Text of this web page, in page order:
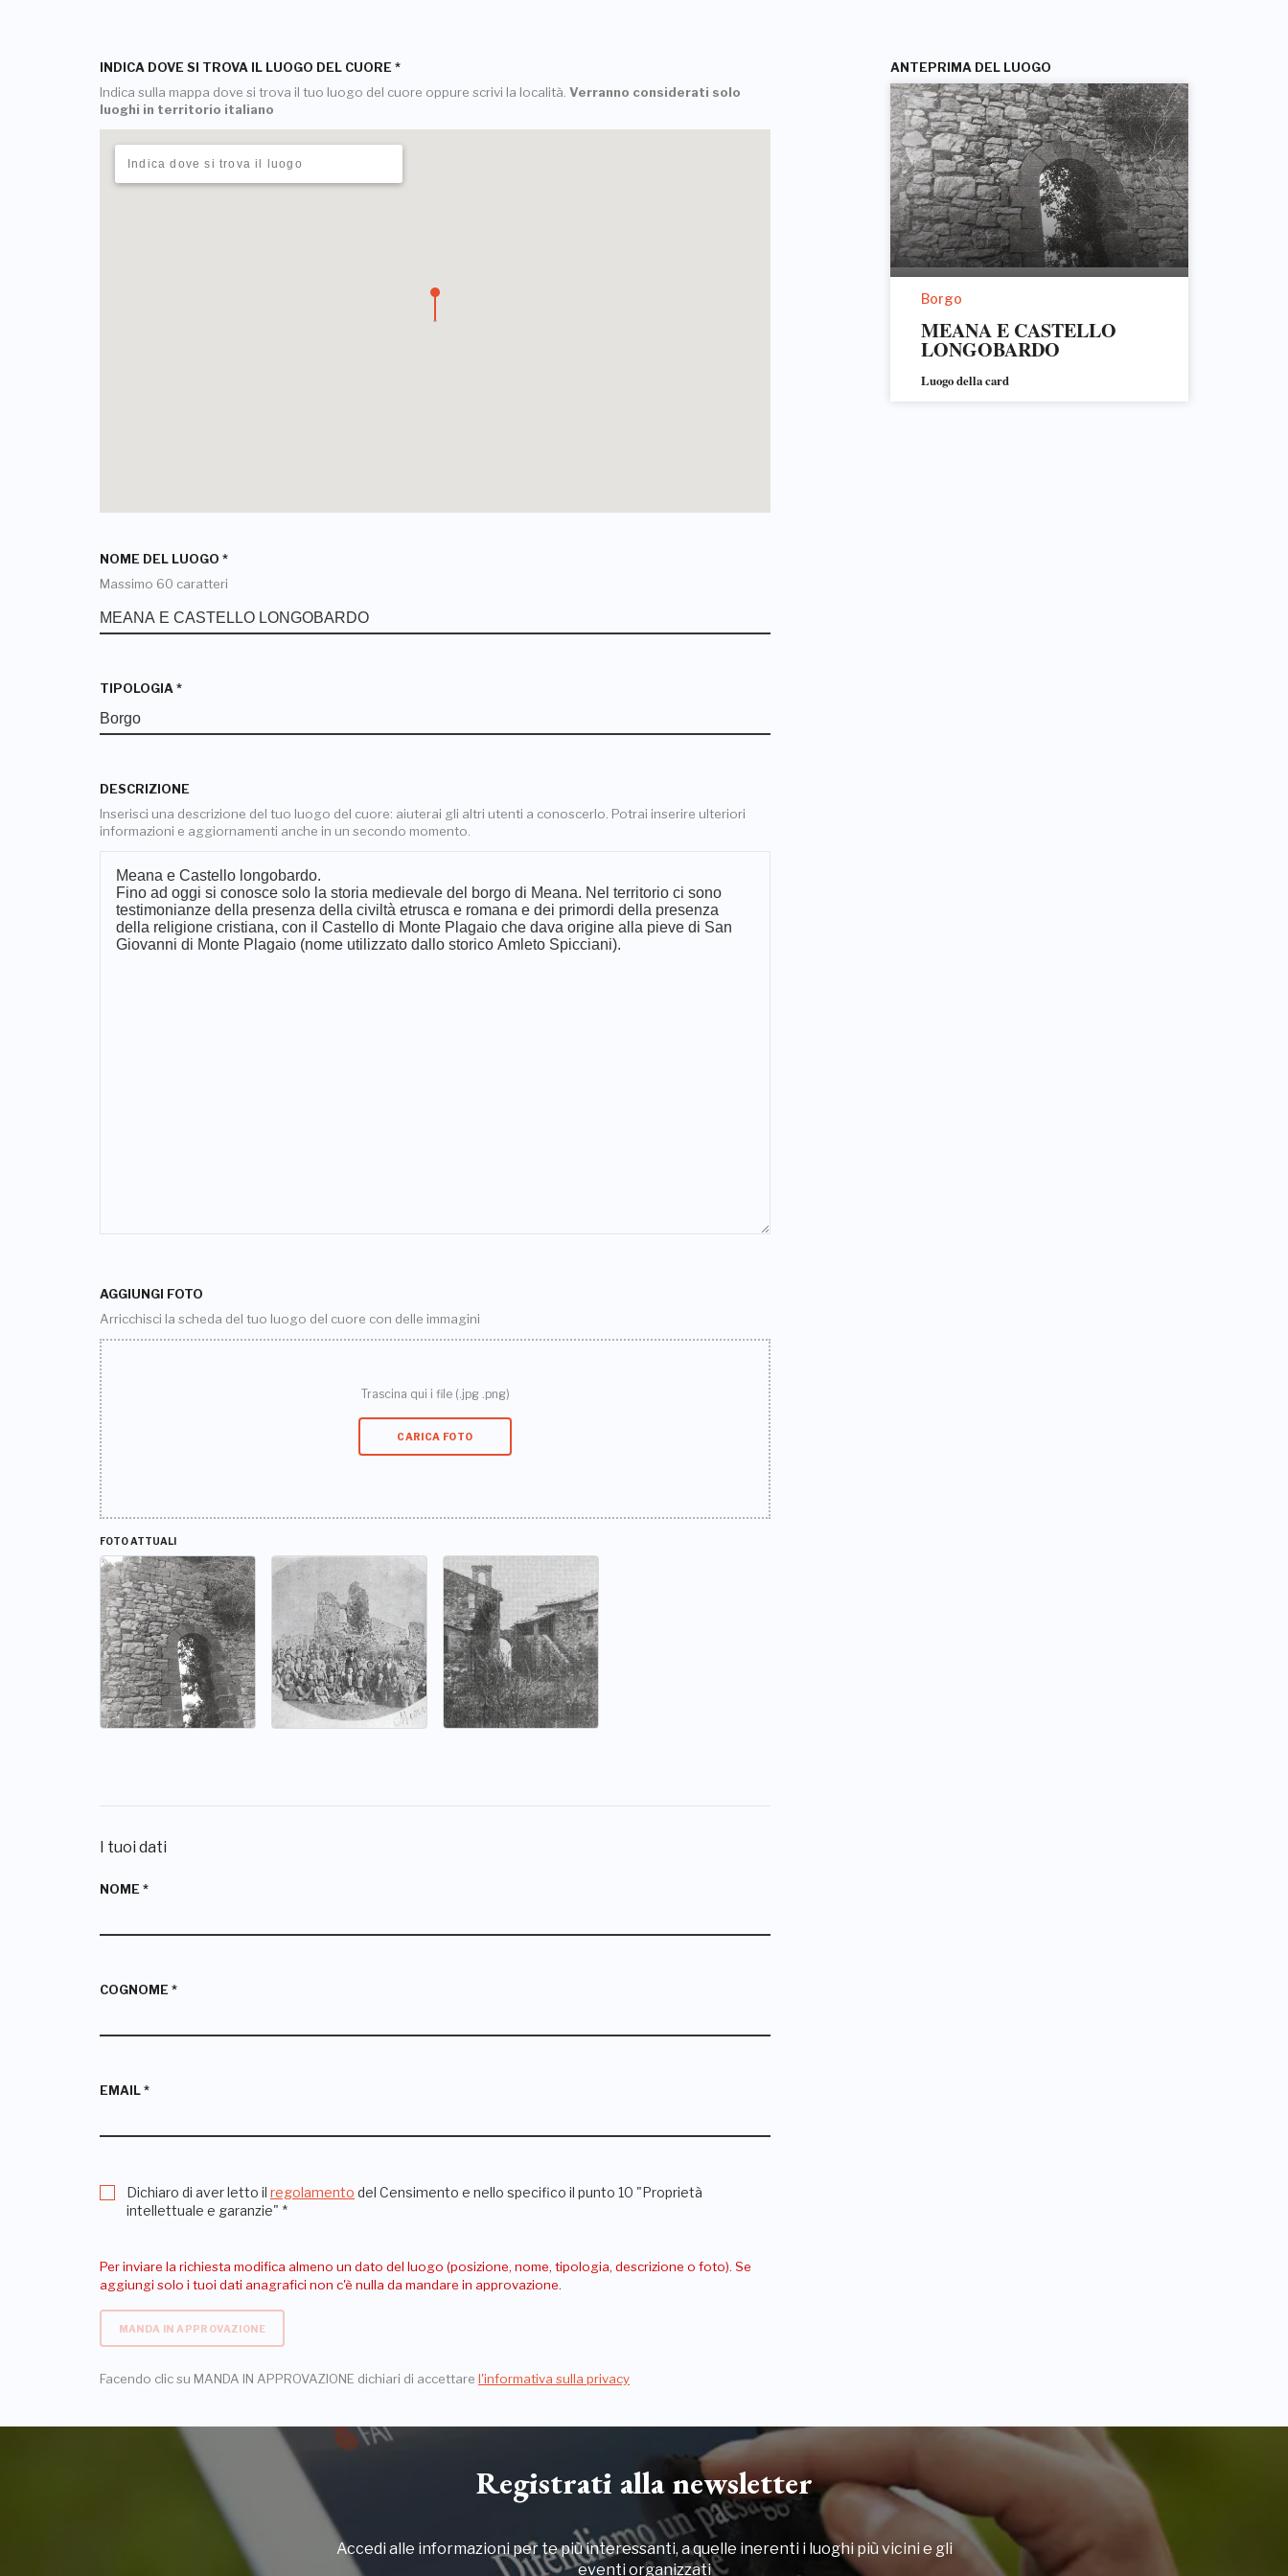
INDICA DOVE SI TROVA IL LUOGO DEL CUORE *
Indica sulla mappa dove si trova il tuo luogo del cuore oppure scrivi la località. Verranno considerati solo
luoghi in territorio italiano
NOME DEL LUOGO *
Massimo 60 caratteri
TIPOLOGIA *
DESCRIZIONE
Inserisci una descrizione del tuo luogo del cuore: aiuterai gli altri utenti a conoscerlo. Potrai inserire ulteriori
informazioni e aggiornamenti anche in un secondo momento.
AGGIUNGI FOTO
Arricchisci la scheda del tuo luogo del cuore con delle immagini
Trascina qui i file (.jpg .png)
CARICA FOTO
FOTO ATTUALI
I tuoi dati
NOME *
COGNOME *
EMAIL *
Dichiaro di aver letto il regolamento del Censimento e nello specifico il punto 10 "Proprietà
intellettuale e garanzie" *
Per inviare la richiesta modifica almeno un dato del luogo (posizione, nome, tipologia, descrizione o foto). Se
aggiungi solo i tuoi dati anagrafici non c'è nulla da mandare in approvazione.
MANDA IN APPROVAZIONE
Facendo clic su MANDA IN APPROVAZIONE dichiari di accettare l'informativa sulla privacy
ANTEPRIMA DEL LUOGO
Borgo
MEANA E CASTELLO
LONGOBARDO
Luogo della card
Registrati alla newsletter
Accedi alle informazioni per te più interessanti, a quelle inerenti i luoghi più vicini e gli
eventi organizzati